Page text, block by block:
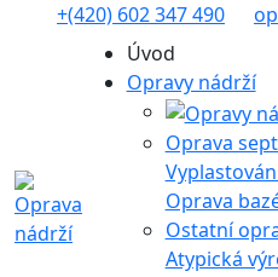
+(420) 602 347 490
Úvod
Opravy nádrží
Oprava
Oprava
Ostatní
Atypická